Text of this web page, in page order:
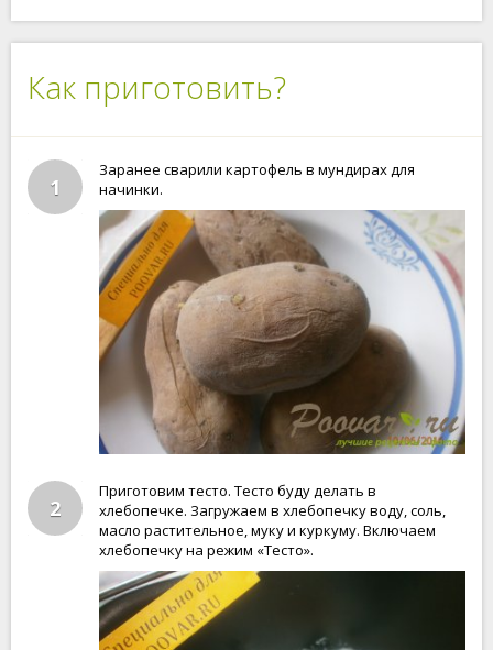
Как приготовить?
1
Заранее сварили картофель в мундирах для
начинки.
2
Приготовим тесто. Тесто буду делать в
хлебопечке. Загружаем в хлебопечку воду, соль,
масло растительное, муку и куркуму. Включаем
хлебопечку на режим «Тесто».